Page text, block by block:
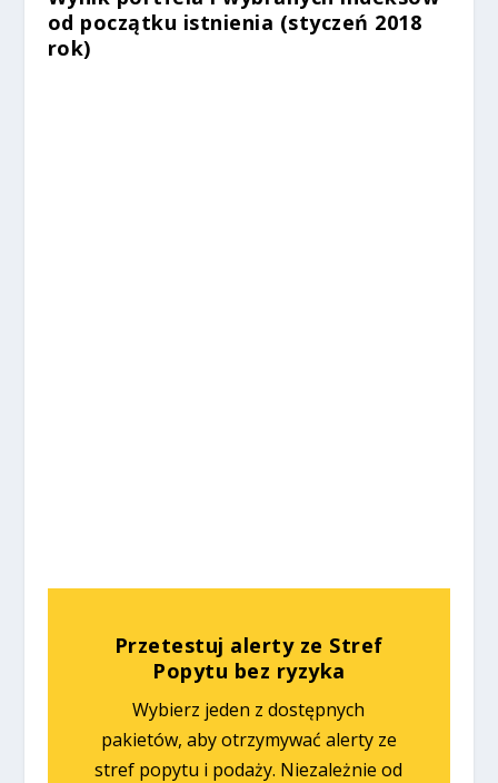
od początku istnienia (styczeń 2018
rok)
Przetestuj alerty ze Stref
Popytu bez ryzyka
Wybierz jeden z dostępnych
pakietów, aby otrzymywać alerty ze
stref popytu i podaży. Niezależnie od